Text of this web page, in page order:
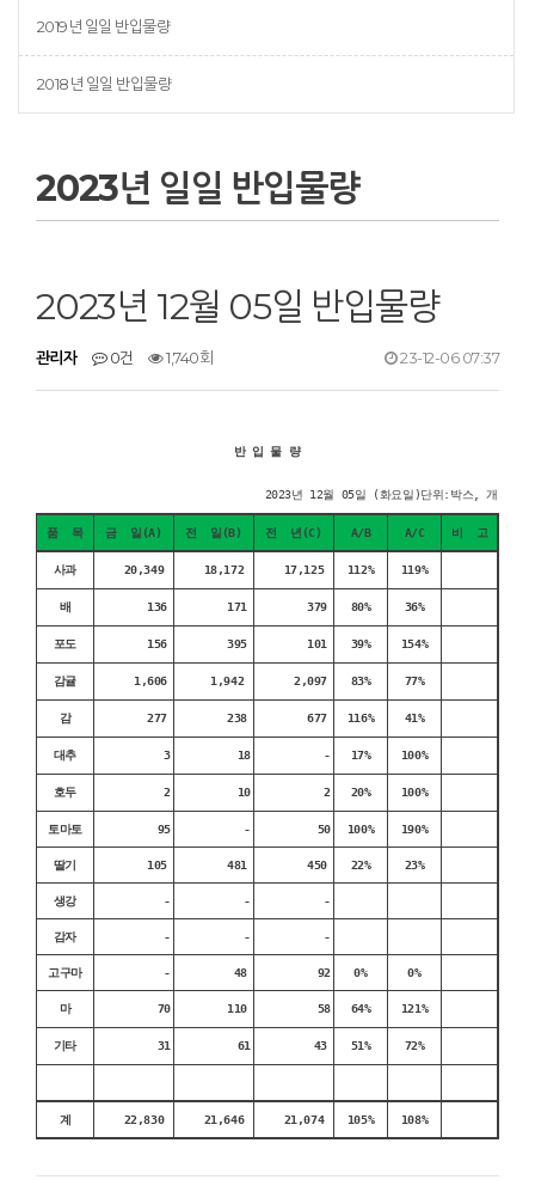
2019년 일일 반입물량
2018년 일일 반입물량
2023년 일일 반입물량
2023년 12월 05일 반입물량
관리자 0건 1,740회 23-12-06 07:37
반 입 물 량
2023년 12월 05일 (화요일)단위:박스, 개
품 목 금 일(A) 전 일(B) 전 년(C) A/B A/C 비 고
사과 20,349 18,172 17,125 112% 119%
배 136 171 379 80% 36%
포도 156 395 101 39% 154%
감귤 1,606 1,942 2,097 83% 77%
감 277 238 677 116% 41%
대추 3 18 - 17% 100%
호두 2 10 2 20% 100%
토마토 95 - 50 100% 190%
딸기 105 481 450 22% 23%
생강 - - -
감자 - - -
고구마 - 48 92 0% 0%
마 70 110 58 64% 121%
기타 31 61 43 51% 72%
계 22,830 21,646 21,074 105% 108%